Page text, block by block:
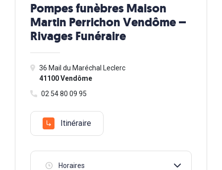
Pompes funèbres Maison
Martin Perrichon Vendôme –
Rivages Funéraire
36 Mail du Maréchal Leclerc
41100 Vendôme
02 54 80 09 95
Itinéraire
Horaires